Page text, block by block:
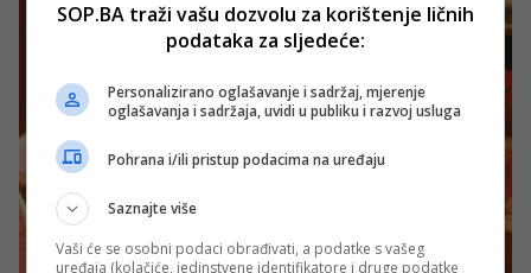
SOP.BA traži vašu dozvolu za korištenje ličnih
podataka za sljedeće:
Personalizirano oglašavanje i sadržaj, mjerenje
oglašavanja i sadržaja, uvidi u publiku i razvoj usluga
Pohrana i/ili pristup podacima na uređaju
Saznajte više
Vaši će se osobni podaci obrađivati, a podatke s vašeg
uređaja (kolačiće, jedinstvene identifikatore i druge podatke